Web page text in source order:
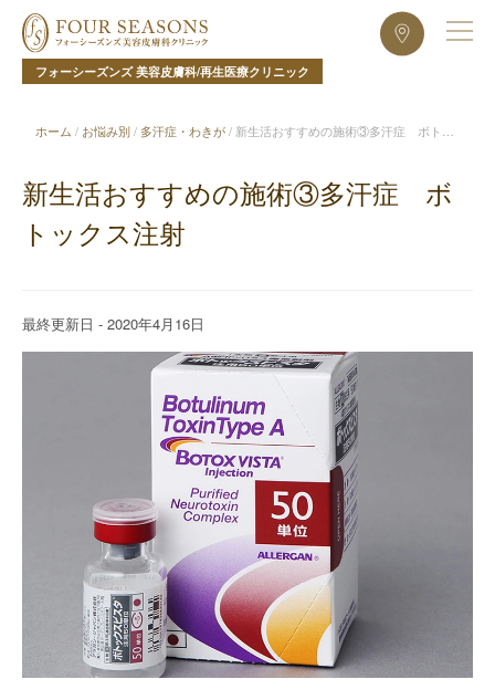
フォーシーズンズ 美容皮膚科/再生医療クリニック
ホーム / お悩み別/ 多汗症・わきが/ 新生活おすすめの施術③多汗症 ボトッ
新生活おすすめの施術③多汗症 ボ
トックス注射
最終更新日 - 2020年4月16日